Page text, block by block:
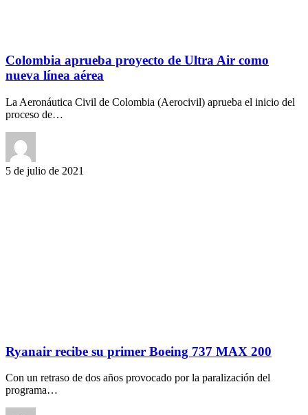
Colombia aprueba proyecto de Ultra Air como
nueva línea aérea
La Aeronáutica Civil de Colombia (Aerocivil) aprueba el inicio del
proceso de…
5 de julio de 2021
Ryanair recibe su primer Boeing 737 MAX 200
Con un retraso de dos años provocado por la paralización del
programa…